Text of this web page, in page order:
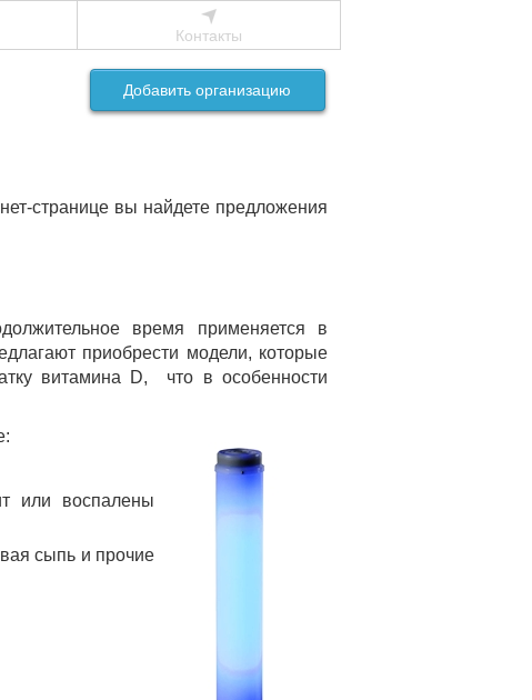
Контакты
Добавить организацию
странице вы найдете предложения
время применяется в
приобрести модели, которые
витамина D, что в особенности
или воспалены
сыпь и прочие